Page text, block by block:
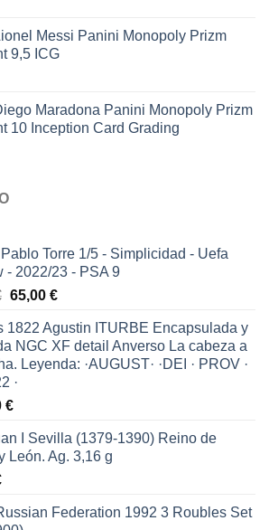
Messi Panini Monopoly Prizm
9,5 ICG
Maradona Panini Monopoly Prizm
10 Inception Card Grading
Torre 1/5 - Simplicidad - Uefa
- 2022/23 - PSA 9
El
original
era:
150,00 €.
65,00 €El
actual
es:
65,00 €.
1822 Agustin ITURBE Encapsulada y
NGC XF detail Anverso La cabeza a
Leyenda: ·AUGUST· ·DEI · PROV ·
·
€
I Sevilla (1379-1390) Reino de
León. Ag. 3,16 g
Federation 1992 3 Roubles Set